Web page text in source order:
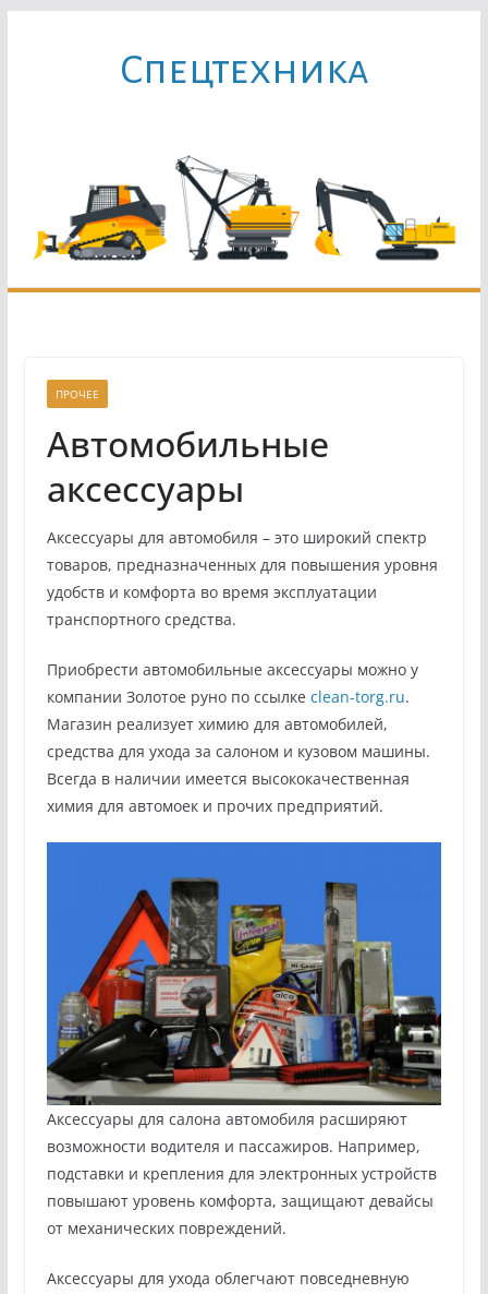
содержимомуCпецтехника
ПРОЧЕЕ
Автомобильные
аксессуары
Аксессуары для автомобиля – это широкий спектр
товаров, предназначенных для повышения уровня
удобств и комфорта во время эксплуатации
транспортного средства.
Приобрести автомобильные аксессуары можно у
компании Золотое руно по ссылке clean-torg.ru.
Магазин реализует химию для автомобилей,
средства для ухода за салоном и кузовом машины.
Всегда в наличии имеется высококачественная
химия для автомоек и прочих предприятий.
Аксессуары для салона автомобиля расширяют
возможности водителя и пассажиров. Например,
подставки и крепления для электронных устройств
повышают уровень комфорта, защищают девайсы
от механических повреждений.
Аксессуары для ухода облегчают повседневную